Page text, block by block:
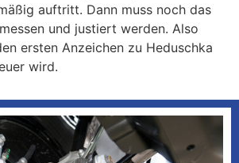
auftritt. Dann muss noch das
und justiert werden. Also
ersten Anzeichen zu Heduschka
wird.